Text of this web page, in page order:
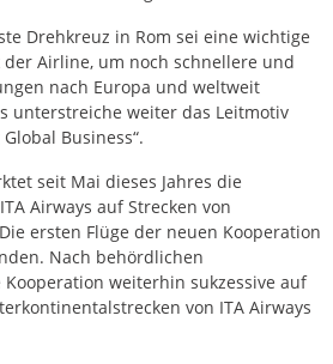
Drehkreuz in Rom sei eine wichtige
Airline, um noch schnellere und
nach Europa und weltweit
unterstreiche weiter das Leitmotiv
Business“.
seit Mai dieses Jahres die
Airways auf Strecken von
ersten Flüge der neuen Kooperation
Nach behördlichen
weiterhin sukzessive auf
von ITA Airways